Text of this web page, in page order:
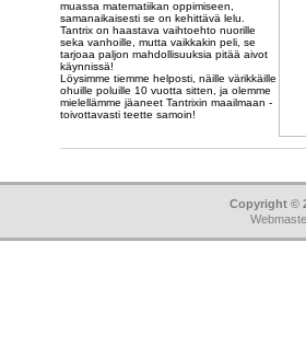
muassa matematiikan oppimiseen,
samanaikaisesti se on kehittävä lelu.
Tantrix on haastava vaihtoehto nuorille
seka vanhoille, mutta vaikkakin peli, se
tarjoaa paljon mahdollisuuksia pitää aivot
käynnissä!
Löysimme tiemme helposti, näille värikkäille
ohuille poluille 10 vuotta sitten, ja olemme
mielellämme jäaneet Tantrixin maailmaan -
toivottavasti teette samoin!
Copyright ©